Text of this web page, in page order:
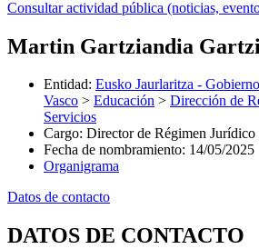
Consultar actividad pública (noticias,
Martin Gartziandia
Entidad: Eusko Jaurlaritza - Gobierno
Vasco > Educación > Dirección de
Servicios
Cargo: Director de Régimen
Fecha de nombramiento: 14/05/2025
Organigrama
Datos de contacto
DATOS DE CONTACTO